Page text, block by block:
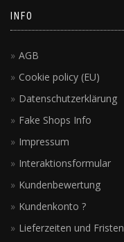
INFO
AGB
Cookie policy (EU)
Datenschutzerklärung
Fake Shops Info
Impressum
Interaktionsformular
Kundenbewertung
Kundenkonto ?
Lieferzeiten und Fristen